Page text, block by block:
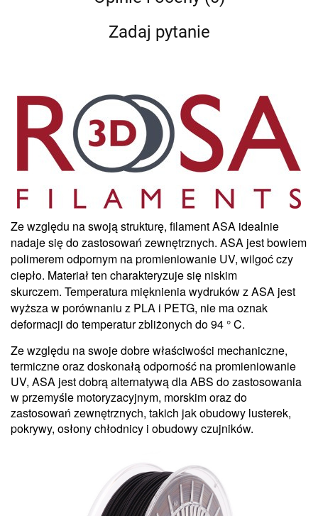
Zadaj pytanie
Ze względu na swoją strukturę, filament ASA idealnie
nadaje się do zastosowań zewnętrznych. ASA jest bowiem
polimerem odpornym na promieniowanie UV, wilgoć czy
ciepło. Materiał ten charakteryzuje się niskim
skurczem. Temperatura mięknienia wydruków z ASA jest
wyższa w porównaniu z PLA i PETG, nie ma oznak
deformacji do temperatur zbliżonych do 94 ° C.
Ze względu na swoje dobre właściwości mechaniczne,
termiczne oraz doskonałą odporność na promieniowanie
UV, ASA jest dobrą alternatywą dla ABS do zastosowania
w przemyśle motoryzacyjnym, morskim oraz do
zastosowań zewnętrznych, takich jak obudowy lusterek,
pokrywy, osłony chłodnicy i obudowy czujników.